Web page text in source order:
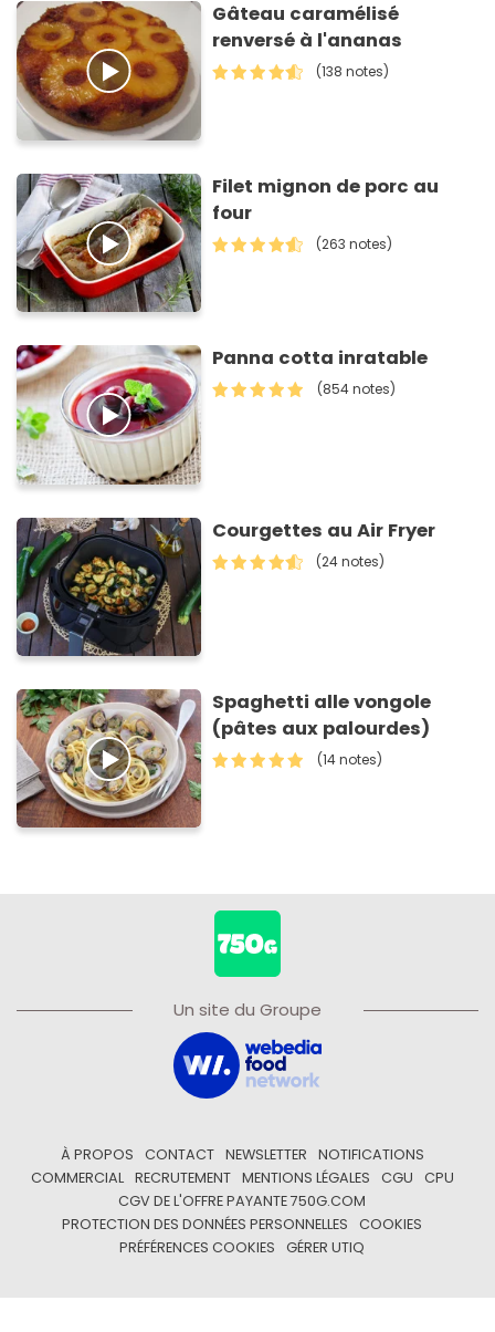
Gâteau caramélisé
renversé à l'ananas
(138 notes)
Filet mignon de porc au
four
(263 notes)
Panna cotta inratable
(854 notes)
Courgettes au Air Fryer
(24 notes)
Spaghetti alle vongole
(pâtes aux palourdes)
(14 notes)
Un site du Groupe
À PROPOS CONTACT NEWSLETTER
NOTIFICATIONS
COMMERCIAL
RECRUTEMENT MENTIONS LÉGALES CGU
CPU
CGV DE L'OFFRE PAYANTE 750G.COM
PROTECTION DES DONNÉES PERSONNELLES
COOKIES
PRÉFÉRENCES COOKIES
GÉRER UTIQ